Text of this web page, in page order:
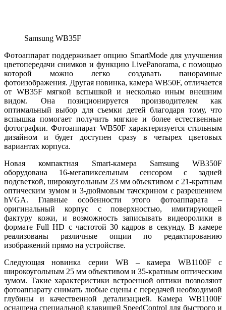
Samsung WB35F
Фотоаппарат поддерживает опцию SmartMode для улучшения
цветопередачи снимков и функцию LivePanorama, с помощью
которой можно легко создавать панорамные
фотоизображения. Другая новинка, камера WB50F, отличается
от WB35F мягкой вспышкой и несколько иным внешним
видом. Она позиционируется производителем как
оптимальный выбор для съемки детей благодаря тому, что
вспышка помогает получить мягкие и более естественные
фотографии. Фотоаппарат WB50F характеризуется стильным
дизайном и будет доступен сразу в четырех цветовых
вариантах корпуса.
Новая компактная Smart-камера Samsung WB350F
оборудована 16-мегапиксельным сенсором с задней
подсветкой, широкоугольным 23 мм объективом с 21-кратным
оптическим зумом и 3-дюймовым тачскрином с разрешением
hVGA. Главные особенности этого фотоаппарата –
оригинальный корпус с поверхностью, имитирующей
фактуру кожи, и возможность записывать видеоролики в
формате Full HD с частотой 30 кадров в секунду. В камере
реализованы различные опции по редактированию
изображений прямо на устройстве.
Следующая новинка серии WB – камера WB1100F с
широкоугольным 25 мм объективом и 35-кратным оптическим
зумом. Такие характеристики встроенной оптики позволяют
фотоаппарату снимать любые сцены с передачей необходимой
глубины и качественной детализацией. Камера WB1100F
оснащена специальной клавишей SpeedControl для быстрого и